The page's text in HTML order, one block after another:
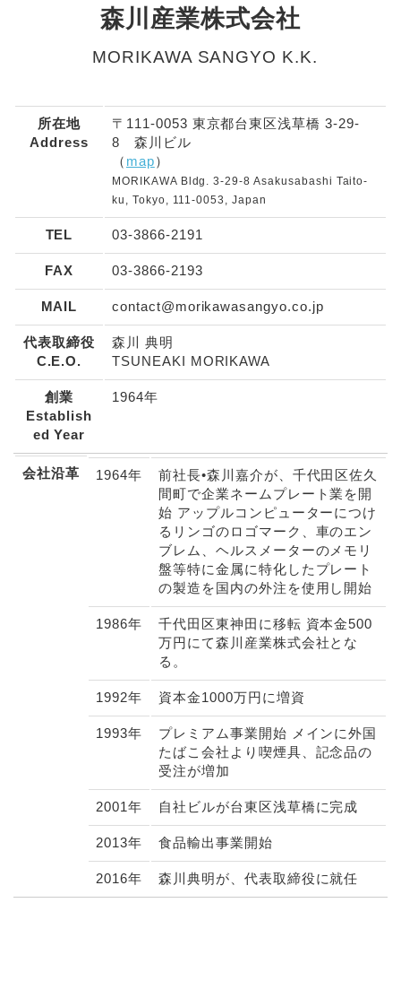
森川産業株式会社
MORIKAWA SANGYO K.K.
所在地
Address
〒111-0053 東京都台東区浅草橋 3-29-
8 森川ビル
（ map）
MORIKAWA Bldg. 3-29-8 Asakusabashi Taito-
ku, Tokyo, 111-0053, Japan
TEL 03-3866-2191
FAX 03-3866-2193
MAIL contact@morikawasangyo.co.jp
代表取締役
C.E.O.
森川 典明
TSUNEAKI MORIKAWA
創業
Establish
ed Year
1964年
会社沿革 1964年
前社長•森川嘉介が、千代田区佐久
間町で企業ネームプレート業を開
始 アップルコンピューターにつけ
るリンゴのロゴマーク、車のエン
ブレム、ヘルスメーターのメモリ
盤等特に金属に特化したプレート
の製造を国内の外注を使用し開始
1986年
千代田区東神田に移転 資本金500
万円にて森川産業株式会社とな
る。
1992年 資本金1000万円に増資
1993年
プレミアム事業開始 メインに外国
たばこ会社より喫煙具、記念品の
受注が増加
2001年 自社ビルが台東区浅草橋に完成
2013年 食品輸出事業開始
2016年 森川典明が、代表取締役に就任